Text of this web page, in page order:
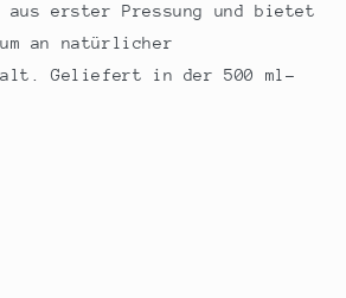
erster Pressung und bietet
an natürlicher
Geliefert in der 500 ml-